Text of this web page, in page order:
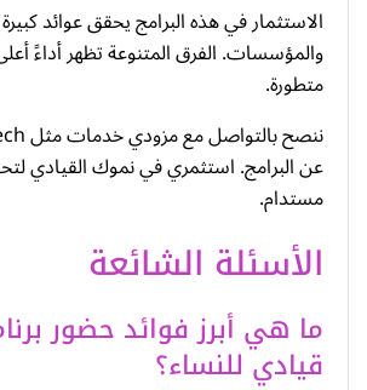
الاستثمار في هذه البرامج يحقق عوائد
والمؤسسات. الفرق المتنوعة تظهر أداءً
متطورة.
عن البرامج. استثمري في نموك القيادي
مستدام.
الأسئلة الشائعة
ما هي أبرز فوائد حضور
قيادي للنساء؟